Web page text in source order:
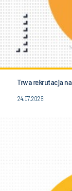
Trwa rekrutacja
24.07.2026